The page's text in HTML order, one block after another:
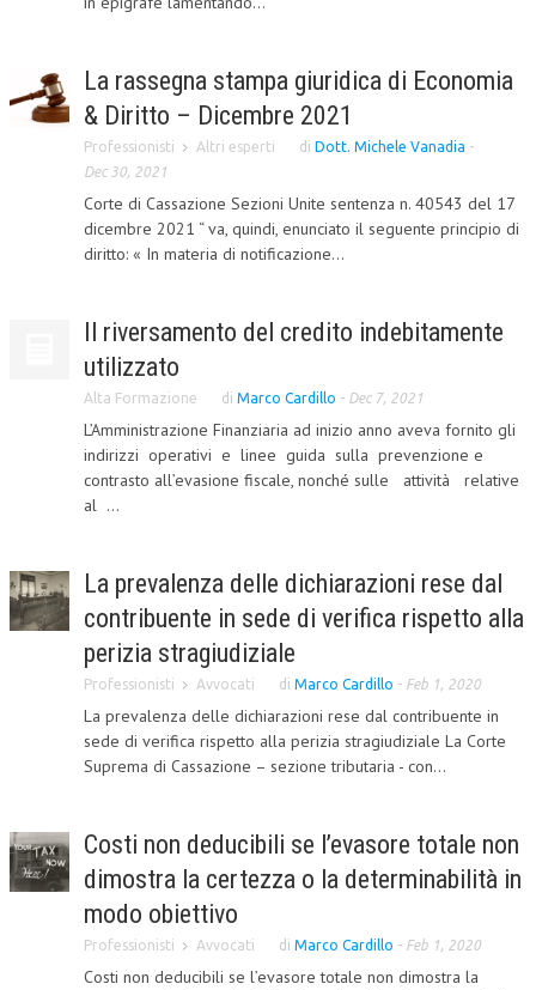
TREASURY IN FINANCIAL SERVICES
RISK MANAGEMENT
SVILUPPO SOSTENIBILE
L’UMANISTA
DIRITTO DEL LAVORO
DIRITTO DEL WEB
DIRITTO DELLE IMPRESE IN CRISI
SICUREZZA SUL LAVORO
FISCO
DIRITTO TRIBUTARIO
TAX RISK MANAGEMENT
CFC E PARADISI FISCALI
TRANSFER PRICING
PRASSI
AMMINISTRATIVA
La rassegna stampa giuridica di Economia
& Diritto – Dicembre 2021
Professionisti Altri esperti di Dott. Michele Vanadia -
Dec 30, 2021
Corte di Cassazione Sezioni Unite sentenza n. 40543 del 17
dicembre 2021 “ va, quindi, enunciato il seguente principio di
diritto: « In materia di notificazione...
Il riversamento del credito indebitamente
utilizzato
Alta Formazione di Marco Cardillo - Dec 7, 2021
L’Amministrazione Finanziaria ad inizio anno aveva fornito gli
indirizzi operativi e linee guida sulla prevenzione e
contrasto all’evasione fiscale, nonché sulle attività relative
al ...
La prevalenza delle dichiarazioni rese dal
contribuente in sede di verifica rispetto alla
perizia stragiudiziale
Professionisti Avvocati di Marco Cardillo - Feb 1, 2020
La prevalenza delle dichiarazioni rese dal contribuente in
sede di verifica rispetto alla perizia stragiudiziale La Corte
Suprema di Cassazione – sezione tributaria - con...
Costi non deducibili se l’evasore totale non
dimostra la certezza o la determinabilità in
modo obiettivo
Professionisti Avvocati di Marco Cardillo - Feb 1, 2020
Costi non deducibili se l’evasore totale non dimostra la